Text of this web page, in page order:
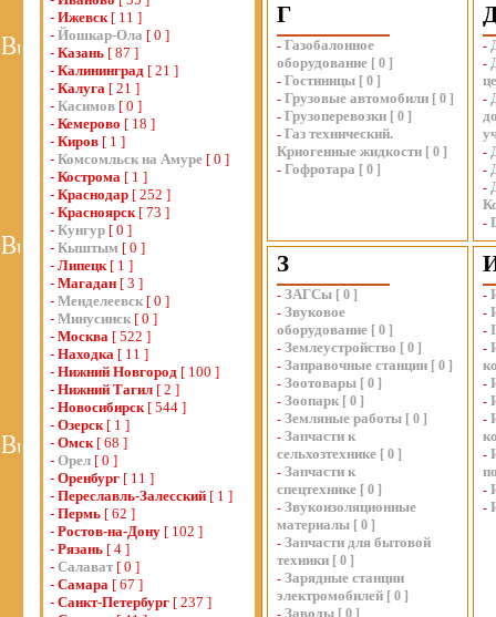
- Ижевск[ 11 ]
- Йошкар-Ола [ 0 ]
- Казань [ 87 ]
- Калининград [ 21 ]
- Калуга [ 21 ]
- Касимов [ 0 ]
- Кемерово [ 18 ]
- Киров [ 1 ]
- Комсомльск на Амуре [ 0 ]
- Кострома [ 1 ]
- Краснодар [ 252 ]
- Красноярск[ 73 ]
- Кунгур [ 0 ]
- Кыштым [ 0 ]
- Липецк[ 1 ]
- Магадан [ 3 ]
- Менделеевск [ 0 ]
- Минусинск [ 0 ]
- Москва [ 522 ]
- Находка [ 11 ]
- Нижний Новгород [ 100 ]
- Нижний Тагил [ 2 ]
- Новосибирск[ 544 ]
- Озерск[ 1 ]
- Омск[ 68 ]
- Орел [ 0 ]
- Оренбург [ 11 ]
- Переславль-Залесский [ 1 ]
- Пермь [ 62 ]
- Ростов-на-Дону [ 102 ]
- Рязань [ 4 ]
- Салават [ 0 ]
- Самара [ 67 ]
- Санкт-Петербург [ 237 ]
Г
- Газобалонное
оборудование [ 0 ]
- Гостиницы [ 0 ]
- Грузовые автомобили [ 0 ]
- Грузоперевозки [ 0 ]
- Газ технический.
Криогенные жидкости [ 0 ]
- Гофротара [ 0 ]
-
-
-
-
-
-
-
З
- ЗАГСы [ 0 ]
- Звуковое
оборудование [ 0 ]
- Землеустройство [ 0 ]
- Заправочные станции [ 0 ]
- Зоотовары [ 0 ]
- Зоопарк [ 0 ]
- Земляные работы [ 0 ]
- Запчасти к
сельхозтехнике [ 0 ]
- Запчасти к
спецтехнике [ 0 ]
- Звукоизоляционные
материалы [ 0 ]
- Запчасти для бытовой
техники [ 0 ]
- Зарядные станции
электромобилей [ 0 ]
- Заводы [ 0 ]
-
-
-
-
-
-
-
-
-
-